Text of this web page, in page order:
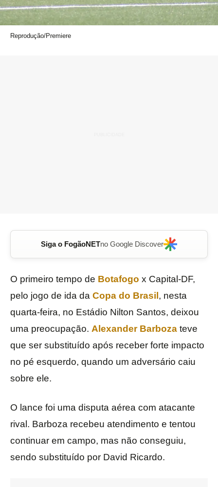
Reprodução/Premiere
Siga o FogãoNETno Google Discover
O primeiro tempo de Botafogo x Capital-DF,
pelo jogo de ida da Copa do Brasil , nesta
quarta-feira, no Estádio Nilton Santos, deixou
uma preocupação. Alexander Barboza teve
que ser substituído após receber forte impacto
no pé esquerdo, quando um adversário caiu
sobre ele.
O lance foi uma disputa aérea com atacante
rival. Barboza recebeu atendimento e tentou
continuar em campo, mas não conseguiu,
sendo substituído por David Ricardo.